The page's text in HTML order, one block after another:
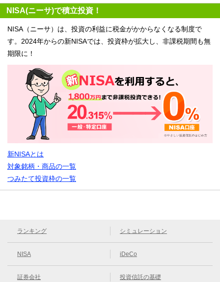
NISA(ニーサ)で積立投資！
NISA（ニーサ）は、投資の利益に税金がかからなくなる制度で
す。2024年からの新NISAでは、投資枠が拡大し、非課税期間も無
期限に！
新NISAとは
対象銘柄・商品の一覧
つみたて投資枠の一覧
ランキング シミュレーション
NISA iDeCo
証券会社 投資信託の基礎